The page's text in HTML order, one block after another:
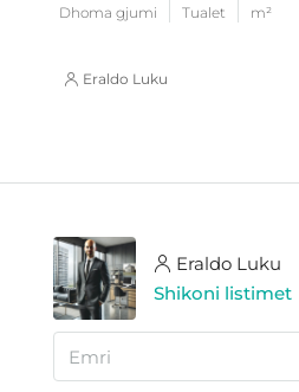
Dhoma gjumi Tualet m²
Eraldo Luku
Eraldo Luku
Shikoni listimet